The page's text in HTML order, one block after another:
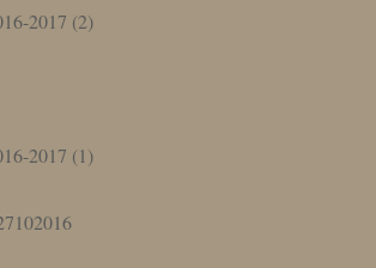
2017 (2)
2017 (1)